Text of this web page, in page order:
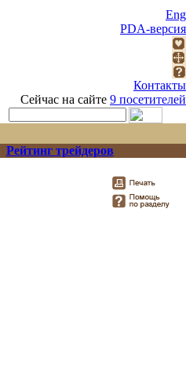
Eng
PDA-версия
Контакты
Сейчас на сайте 9 посетителей
Рейтинг трейдеров